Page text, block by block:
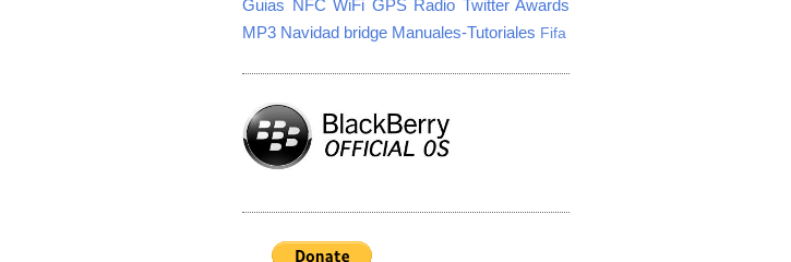
Guias NFC WiFi GPS Radio Twitter Awards
MP3 Navidad bridge Manuales-Tutoriales Fifa